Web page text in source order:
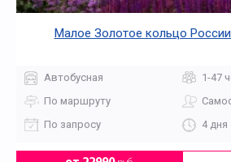
Малое Золотое кольцо
Автобусная
1-47
По маршруту
По запросу
4 дня